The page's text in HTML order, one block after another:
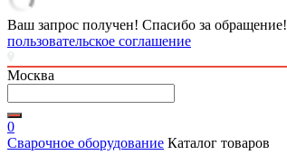
Ваш запрос получен! Спасибо за обращение!
пользовательское соглашение
Москва
0
Сварочное оборудование Каталог товаров